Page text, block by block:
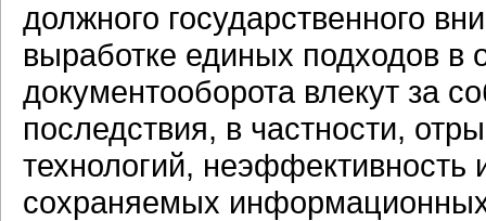
должного государственного
выработке единых подходов в
документооборота влекут за
последствия, в частности,
технологий, неэффективность
сохраняемых